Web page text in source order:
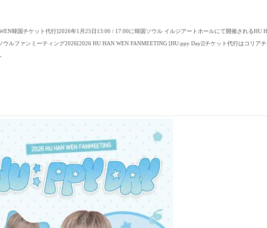
韓国チケット代行]2026年1月25日13:00 / 17:00に韓国ソウル イルジアートホールにて開催されるHU
ウルファンミーティング2026[2026 HU HAN WEN FANMEETING [HU:ppy Day]]チケット代行はコリアチ